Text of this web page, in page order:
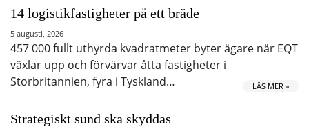
14 logistikfastigheter på ett bräde
5 augusti, 2026
457 000 fullt uthyrda kvadratmeter byter ägare när EQT
växlar upp och förvärvar åtta fastigheter i
Storbritannien, fyra i Tyskland…
LÄS MER »
Strategiskt sund ska skyddas